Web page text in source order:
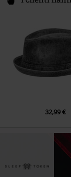
32,99 €